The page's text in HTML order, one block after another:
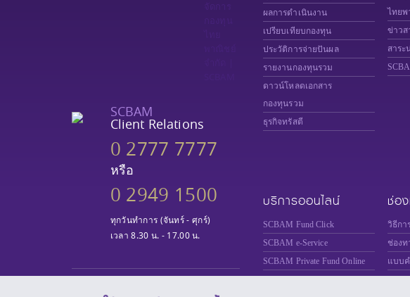
SCBAM
Client Relations
0 2777 7777
หรือ
0 2949 1500
ทุกวันทำการ (จันทร์ - ศุกร์)
เวลา 8.30 น. - 17.00 น.
ผลการดำเนินงาน
เปรียบเทียบกองทุน
ประวัติการจ่ายปันผล
รายงานกองทุนรวม
ดาวน์โหลดเอกสาร
กองทุนรวม
ธุรกิจทรัสตี
ไทย
ข่าวส
สาระ
บริการออนไลน์
SCBAM Fund Click
SCBAM e-Service
SCBAM Private Fund Online
SCBAM PVD Online
ช่อ
วิธีกา
ช่อง
แบบ
แบบป